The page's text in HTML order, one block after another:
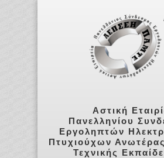
Αστική
Πανελληνίου
Εργοληπτών
Πτυχιούχων
Τεχνικής